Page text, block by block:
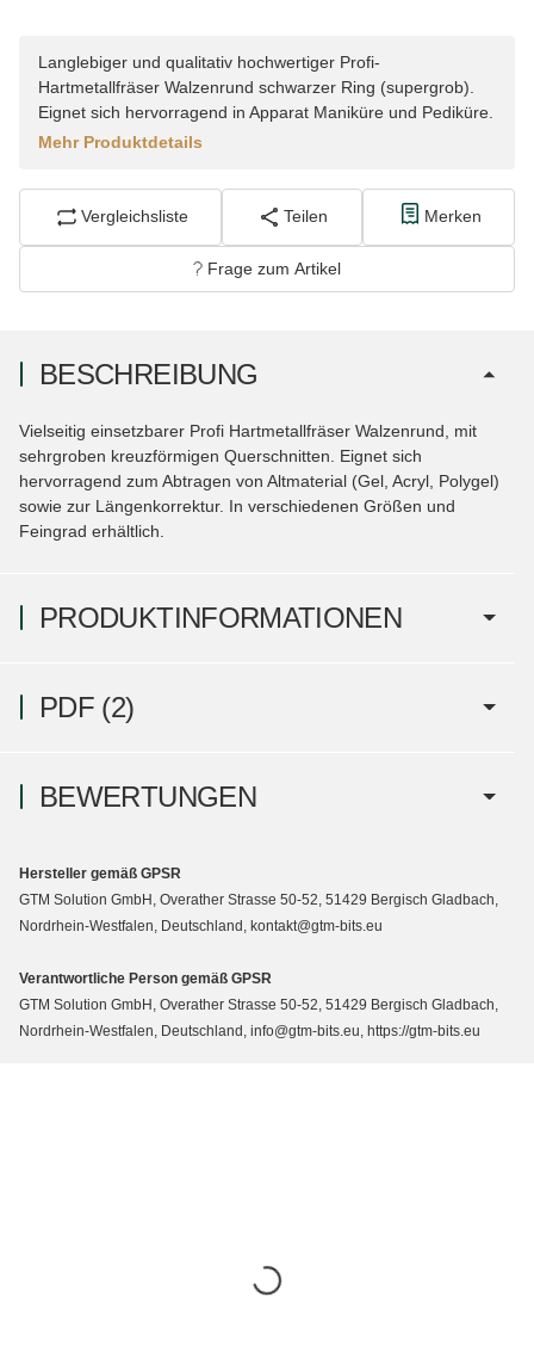
Langlebiger und qualitativ hochwertiger Profi-
Hartmetallfräser Walzenrund schwarzer Ring (supergrob).
Eignet sich hervorragend in Apparat Maniküre und Pediküre.
Mehr Produktdetails
Vergleichsliste Teilen Merken
Frage zum Artikel
PRODUKTINFORMATIONEN
BESCHREIBUNG
Vielseitig einsetzbarer Profi Hartmetallfräser Walzenrund, mit
sehrgroben kreuzförmigen Querschnitten. Eignet sich
hervorragend zum Abtragen von Altmaterial (Gel, Acryl, Polygel)
sowie zur Längenkorrektur. In verschiedenen Größen und
Feingrad erhältlich.
PDF (2)
BEWERTUNGEN
Hersteller gemäß GPSR
GTM Solution GmbH, Overather Strasse 50-52, 51429 Bergisch Gladbach,
Nordrhein-Westfalen, Deutschland, kontakt@gtm-bits.eu
Verantwortliche Person gemäß GPSR
GTM Solution GmbH, Overather Strasse 50-52, 51429 Bergisch Gladbach,
Nordrhein-Westfalen, Deutschland, info@gtm-bits.eu, https://gtm-bits.eu